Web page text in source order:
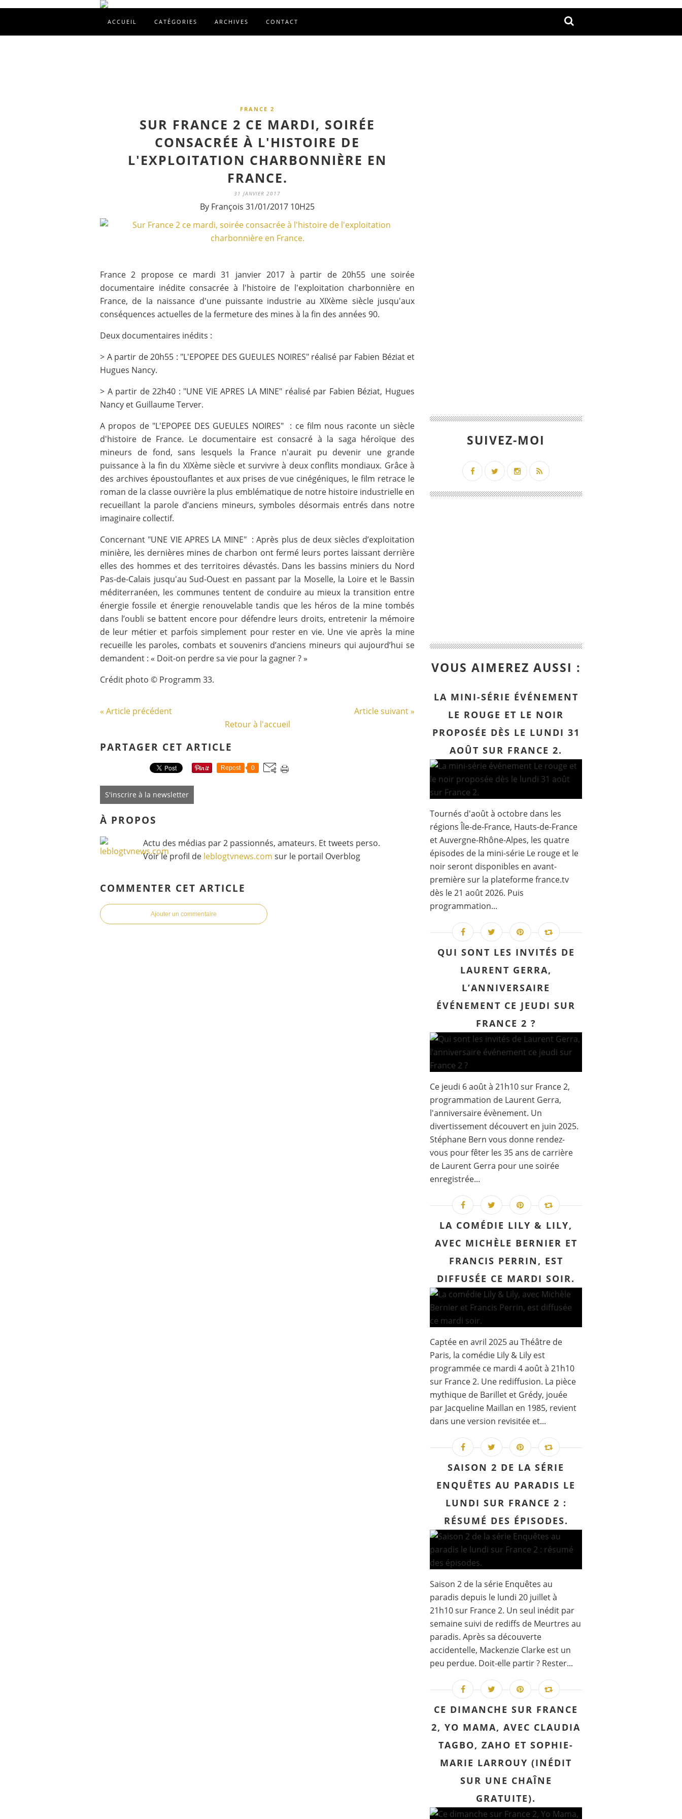
ACCUEIL CATÉGORIES ARCHIVES CONTACT
FRANCE 2
SUR FRANCE 2 CE MARDI, SOIRÉE
CONSACRÉE À L'HISTOIRE DE
L'EXPLOITATION CHARBONNIÈRE EN
FRANCE.
31 JANVIER 2017
By François 31/01/2017 10H25
France 2 propose ce mardi 31 janvier 2017 à partir de 20h55 une soirée
documentaire inédite consacrée à l'histoire de l'exploitation charbonnière en
France, de la naissance d'une puissante industrie au XIXème siècle jusqu'aux
conséquences actuelles de la fermeture des mines à la fin des années 90.
Deux documentaires inédits :
> A partir de 20h55 : "L'EPOPEE DES GUEULES NOIRES" réalisé par Fabien Béziat et
Hugues Nancy.
> A partir de 22h40 : "UNE VIE APRES LA MINE" réalisé par Fabien Béziat, Hugues
Nancy et Guillaume Terver.
A propos de "L'EPOPEE DES GUEULES NOIRES" : ce film nous raconte un siècle
d'histoire de France. Le documentaire est consacré à la saga héroïque des
mineurs de fond, sans lesquels la France n'aurait pu devenir une grande
puissance à la fin du XIXème siècle et survivre à deux conflits mondiaux. Grâce à
des archives époustouflantes et aux prises de vue cinégéniques, le film retrace le
roman de la classe ouvrière la plus emblématique de notre histoire industrielle en
recueillant la parole d’anciens mineurs, symboles désormais entrés dans notre
imaginaire collectif.
Concernant "UNE VIE APRES LA MINE" : Après plus de deux siècles d’exploitation
minière, les dernières mines de charbon ont fermé leurs portes laissant derrière
elles des hommes et des territoires dévastés. Dans les bassins miniers du Nord
Pas-de-Calais jusqu'au Sud-Ouest en passant par la Moselle, la Loire et le Bassin
méditerranéen, les communes tentent de conduire au mieux la transition entre
énergie fossile et énergie renouvelable tandis que les héros de la mine tombés
dans l’oubli se battent encore pour défendre leurs droits, entretenir la mémoire
de leur métier et parfois simplement pour rester en vie. Une vie après la mine
recueille les paroles, combats et souvenirs d’anciens mineurs qui aujourd’hui se
demandent : « Doit-on perdre sa vie pour la gagner ? »
Crédit photo © Programm 33.
« Article précédent
Article suivant »
Retour à l'accueil
PARTAGER CET ARTICLE
Repost 0
S'inscrire à la newsletter
À PROPOS
Actu des médias par 2 passionnés, amateurs. Et tweets perso.
Voir le profil de leblogtvnews.com sur le portail Overblog
COMMENTER CET ARTICLE
Ajouter un commentaire
SUIVEZ-MOI
VOUS AIMEREZ AUSSI :
LA MINI-SÉRIE ÉVÉNEMENT
LE ROUGE ET LE NOIR
PROPOSÉE DÈS LE LUNDI 31
AOÛT SUR FRANCE 2.
Tournés d'août à octobre dans les
régions Île-de-France, Hauts-de-France
et Auvergne-Rhône-Alpes, les quatre
épisodes de la mini-série Le rouge et le
noir seront disponibles en avant-
première sur la plateforme france.tv
dès le 21 août 2026. Puis
programmation...
QUI SONT LES INVITÉS DE
LAURENT GERRA,
L’ANNIVERSAIRE
ÉVÉNEMENT CE JEUDI SUR
FRANCE 2 ?
Ce jeudi 6 août à 21h10 sur France 2,
programmation de Laurent Gerra,
l'anniversaire évènement. Un
divertissement découvert en juin 2025.
Stéphane Bern vous donne rendez-
vous pour fêter les 35 ans de carrière
de Laurent Gerra pour une soirée
enregistrée...
LA COMÉDIE LILY & LILY,
AVEC MICHÈLE BERNIER ET
FRANCIS PERRIN, EST
DIFFUSÉE CE MARDI SOIR.
Captée en avril 2025 au Théâtre de
Paris, la comédie Lily & Lily est
programmée ce mardi 4 août à 21h10
sur France 2. Une rediffusion. La pièce
mythique de Barillet et Grédy, jouée
par Jacqueline Maillan en 1985, revient
dans une version revisitée et...
SAISON 2 DE LA SÉRIE
ENQUÊTES AU PARADIS LE
LUNDI SUR FRANCE 2 :
RÉSUMÉ DES ÉPISODES.
Saison 2 de la série Enquêtes au
paradis depuis le lundi 20 juillet à
21h10 sur France 2. Un seul inédit par
semaine suivi de rediffs de Meurtres au
paradis. Après sa découverte
accidentelle, Mackenzie Clarke est un
peu perdue. Doit-elle partir ? Rester...
CE DIMANCHE SUR FRANCE
2, YO MAMA, AVEC CLAUDIA
TAGBO, ZAHO ET SOPHIE-
MARIE LARROUY (INÉDIT
SUR UNE CHAÎNE
GRATUITE).